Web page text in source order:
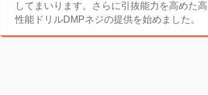
してまいります。さらに引抜能力を高めた高
性能ドリルDMPネジの提供を始めました。